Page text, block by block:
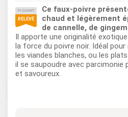
PIQUANT
RELEVÉ
Ce faux-poivre
chaud et légèrement
de cannelle, de
Il apporte une originalité
la force du poivre noir. Idéal
les viandes blanches, ou les
il se saupoudre avec parcimonie
et savoureux.